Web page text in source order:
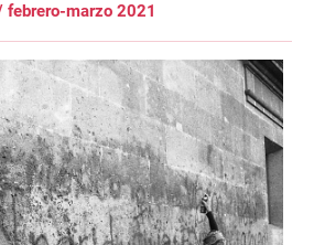
febrero-marzo 2021